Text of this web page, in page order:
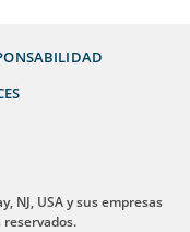
NJ, USA y sus empresas
reservados.